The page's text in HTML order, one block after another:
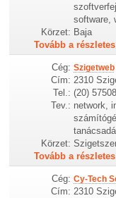
software,
Körzet: Baja
Tovább a
Cég: Szigetweb
Cím: 2310
Tel.: (20)
Tev.: network,
Körzet:
Tovább a
Cég: Cy-Tech
Cím: 2310